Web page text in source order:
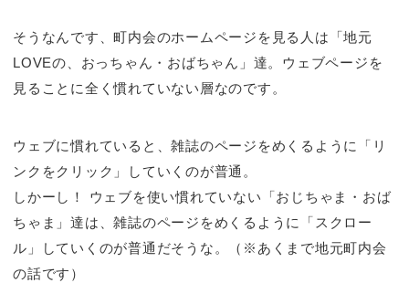
そうなんです、町内会のホームページを見る人は「地元
LOVEの、おっちゃん・おばちゃん」達。ウェブページを
見ることに全く慣れていない層なのです。
ウェブに慣れていると、雑誌のページをめくるように「リ
ンクをクリック」していくのが普通。
しかーし！ ウェブを使い慣れていない「おじちゃま・おば
ちゃま」達は、雑誌のページをめくるように「スクロー
ル」していくのが普通だそうな。（※あくまで地元町内会
の話です）